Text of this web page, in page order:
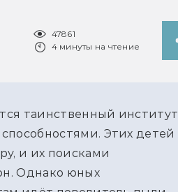
47861
4 минуты на чтение
таинственный институт
Этих детей
и их поисками
Однако юных